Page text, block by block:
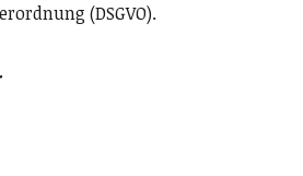
(DSGVO).